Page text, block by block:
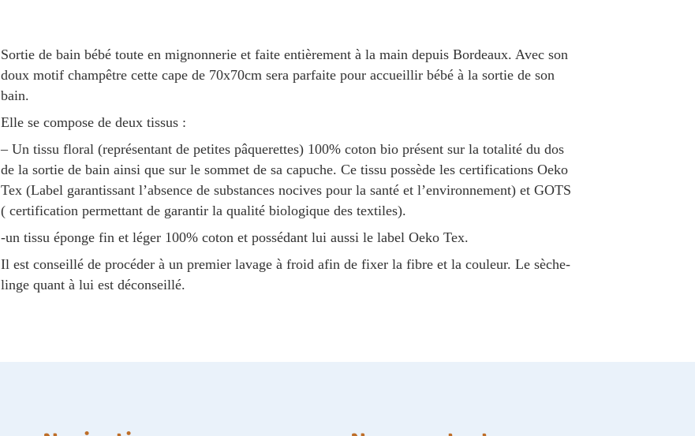
Sortie de bain bébé toute en mignonnerie et faite entièrement à la main depuis Bordeaux. Avec son
doux motif champêtre cette cape de 70x70cm sera parfaite pour accueillir bébé à la sortie de son
bain.
Elle se compose de deux tissus :
– Un tissu floral (représentant de petites pâquerettes) 100% coton bio présent sur la totalité du dos
de la sortie de bain ainsi que sur le sommet de sa capuche. Ce tissu possède les certifications Oeko
Tex (Label garantissant l’absence de substances nocives pour la santé et l’environnement) et GOTS
( certification permettant de garantir la qualité biologique des textiles).
-un tissu éponge fin et léger 100% coton et possédant lui aussi le label Oeko Tex.
Il est conseillé de procéder à un premier lavage à froid afin de fixer la fibre et la couleur. Le sèche-
linge quant à lui est déconseillé.